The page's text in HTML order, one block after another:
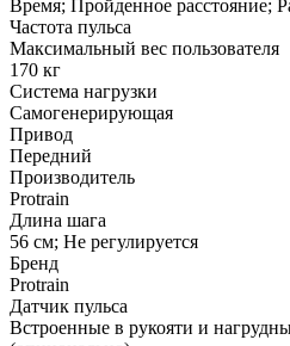
Время; Пройденное расстояние;
Частота пульса
Максимальный вес пользователя
170 кг
Система нагрузки
Самогенерирующая
Привод
Передний
Производитель
Protrain
Длина шага
56 см; Не регулируется
Бренд
Protrain
Датчик пульса
Встроенные в рукояти и